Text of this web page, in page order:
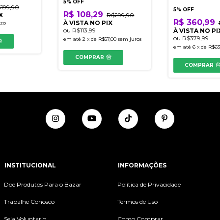
5% OFF
R$ 108,29 R$299,90
À VISTA NO PIX
ou R$113,99
em até2 xde R$57,00 sem juros
COMPRAR
5% OFF
R$ 360,99
À VISTA NO
ou R$379,99
em até 6 x de
COMPRAR
INSTITUCIONAL
Doe Produtos Para o Bazar
Trabalhe Conosco
INFORMAÇÕES
Política de Privacidade
Termos de Uso